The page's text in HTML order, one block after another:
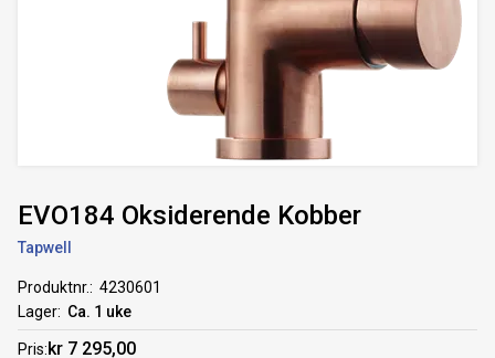
EVO184 Oksiderende Kobber
Tapwell
Produktnr.
4230601
Lager
Ca. 1 uke
Pris kr 7 295,00